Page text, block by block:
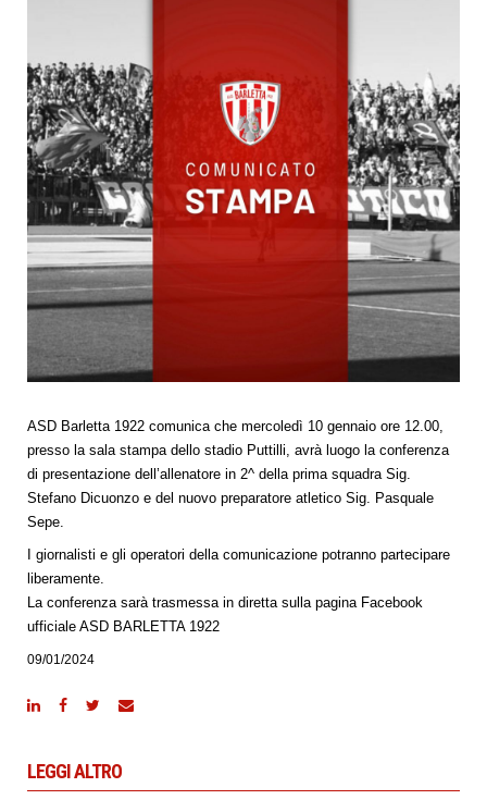
ASD Barletta 1922 comunica che mercoledì 10 gennaio ore 12.00,
presso la sala stampa dello stadio Puttilli, avrà luogo la conferenza
di presentazione dell’allenatore in 2^ della prima squadra Sig.
Stefano Dicuonzo e del nuovo preparatore atletico Sig. Pasquale
Sepe.
I giornalisti e gli operatori della comunicazione potranno partecipare
liberamente.
La conferenza sarà trasmessa in diretta sulla pagina Facebook
ufficiale ASD BARLETTA 1922
09/01/2024
LEGGI ALTRO